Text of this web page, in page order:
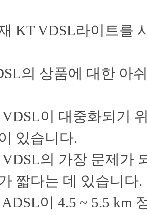
KT VDSL라이트를
의 상품에 대한 아
VDSL이 대중화되기
있습니다.
VDSL의 가장 문제가
짧다는 데 있습니다.
이 4.5 ~ 5.5 km